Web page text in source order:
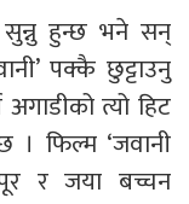
हुन्छ भने सन्
पक्कै छुट्टाउनु
त्यो हिट
फिल्म ‘जवानी
र जया बच्चन